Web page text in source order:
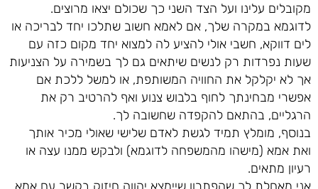
מקובלים עלינו ועל הצד השני כך שכולם יצאו מרוצים.
לדוגמא במקרה שלך, אם לאמא חשוב שתלכו יחד לבריכה או
לים דווקא, חשבי אולי להציע לה למצוא יחד מקום כזה עם
שעות נפרדות רק לנשים שיתאים גם לך בשמירה על הצניעות
אך לא יקלקל את החוויה המשותפת, או למשל ללכת אם
אפשרי מבחינתך לחוף בלבוש צנוע ואף להרטיב רק את
הרגליים, בהתאם להקפדה שחשובה לך.
בנוסף, מומלץ תמיד לגשת לאדם שלישי שאולי מכיר אותך
ואת אמא (מישהו מהמשפחה לדוגמא) ולבקש ממנו עצה או
רעיון מתאים.